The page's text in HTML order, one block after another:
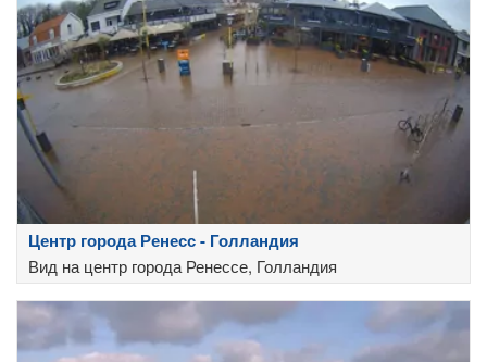
Центр города Ренесс - Голландия
Вид на центр города Ренессе, Голландия